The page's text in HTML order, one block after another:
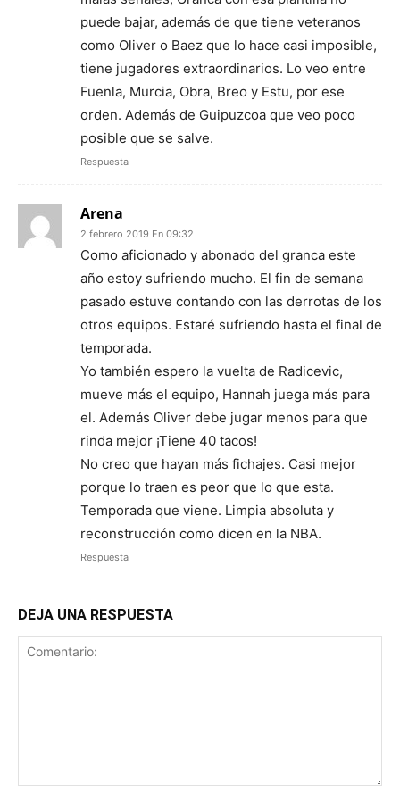
puede bajar, además de que tiene veteranos
como Oliver o Baez que lo hace casi imposible,
tiene jugadores extraordinarios. Lo veo entre
Fuenla, Murcia, Obra, Breo y Estu, por ese
orden. Además de Guipuzcoa que veo poco
posible que se salve.
Respuesta
Arena
2 febrero 2019 En 09:32
Como aficionado y abonado del granca este
año estoy sufriendo mucho. El fin de semana
pasado estuve contando con las derrotas de los
otros equipos. Estaré sufriendo hasta el final de
temporada.
Yo también espero la vuelta de Radicevic,
mueve más el equipo, Hannah juega más para
el. Además Oliver debe jugar menos para que
rinda mejor ¡Tiene 40 tacos!
No creo que hayan más fichajes. Casi mejor
porque lo traen es peor que lo que esta.
Temporada que viene. Limpia absoluta y
reconstrucción como dicen en la NBA.
Respuesta
DEJA UNA RESPUESTA